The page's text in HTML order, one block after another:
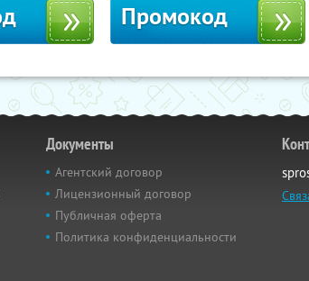
Промокод
Документы
Агентский договор
Лицензионный договор
Публичная оферта
Политика конфиденциальности